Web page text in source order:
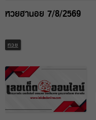
หวยฮานอย 7/8/2569
หวย